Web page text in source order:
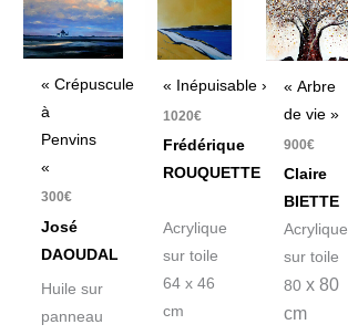
« Crépuscule
à
Penvins
«
300€
José
DAOUDAL
Huile sur
panneau
« Inépuisable »
1020€
Frédérique
ROUQUETTE
Acrylique
sur toile
64 x 46
cm
« Arbre
de vie »
900€
Claire
BIETTE
Acrylique
sur toile
80 x 80
cm